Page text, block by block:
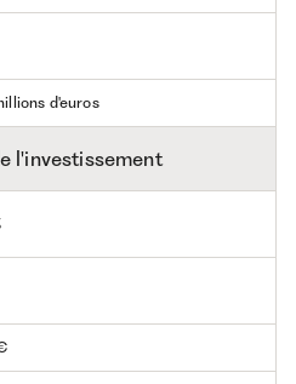
d'euros
l'investissement